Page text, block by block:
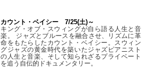
カウント・ベイシー 7/25(土)～
キング・オブ・スウィングが自ら語る人生と音
楽。 ジャズとブルースを融合させ、リズムに革
命をもたらしたカウント・ベイシー。スウィン
グジャズの黄金時代を築いたジャズピアニスト
の人生と音楽、そして知られざるプライベート
を追う自伝的ドキュメンタリー。